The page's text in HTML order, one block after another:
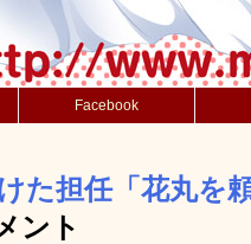
Facebook
た担任「花丸を
ント